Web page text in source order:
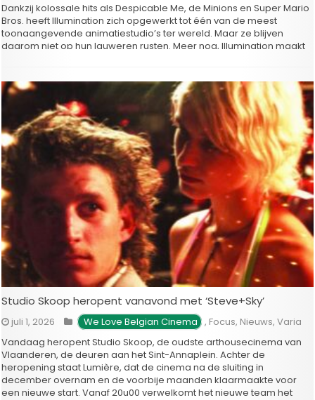
Dankzij kolossale hits als Despicable Me, de Minions en Super Mario
Bros. heeft Illumination zich opgewerkt tot één van de meest
toonaangevende animatiestudio’s ter wereld. Maar ze blijven
daarom niet op hun lauweren rusten. Meer nog, Illumination maakt
Studio Skoop heropent vanavond met ‘Steve+Sky’
juli 1, 2026 We Love Belgian Cinema , Focus, Nieuws,Varia
Vandaag heropent Studio Skoop, de oudste arthousecinema van
Vlaanderen, de deuren aan het Sint-Annaplein. Achter de
heropening staat Lumière, dat de cinema na de sluiting in
december overnam en de voorbije maanden klaarmaakte voor
een nieuwe start. Vanaf 20u00 verwelkomt het nieuwe team het